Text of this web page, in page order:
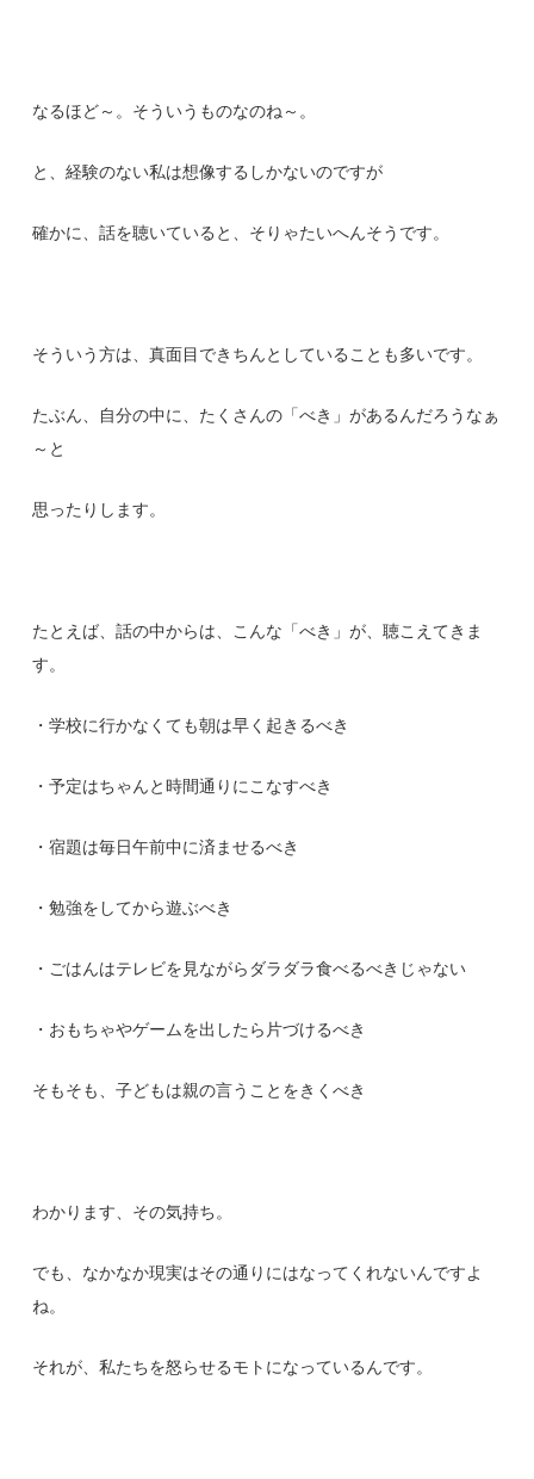
なるほど～。そういうものなのね～。
と、経験のない私は想像するしかないのですが
確かに、話を聴いていると、そりゃたいへんそうです。
そういう方は、真面目できちんとしていることも多いです。
たぶん、自分の中に、たくさんの「べき」があるんだろうなぁ
～と
思ったりします。
たとえば、話の中からは、こんな「べき」が、聴こえてきま
す。
・学校に行かなくても朝は早く起きるべき
・予定はちゃんと時間通りにこなすべき
・宿題は毎日午前中に済ませるべき
・勉強をしてから遊ぶべき
・ごはんはテレビを見ながらダラダラ食べるべきじゃない
・おもちゃやゲームを出したら片づけるべき
そもそも、子どもは親の言うことをきくべき
わかります、その気持ち。
でも、なかなか現実はその通りにはなってくれないんですよ
ね。
それが、私たちを怒らせるモトになっているんです。